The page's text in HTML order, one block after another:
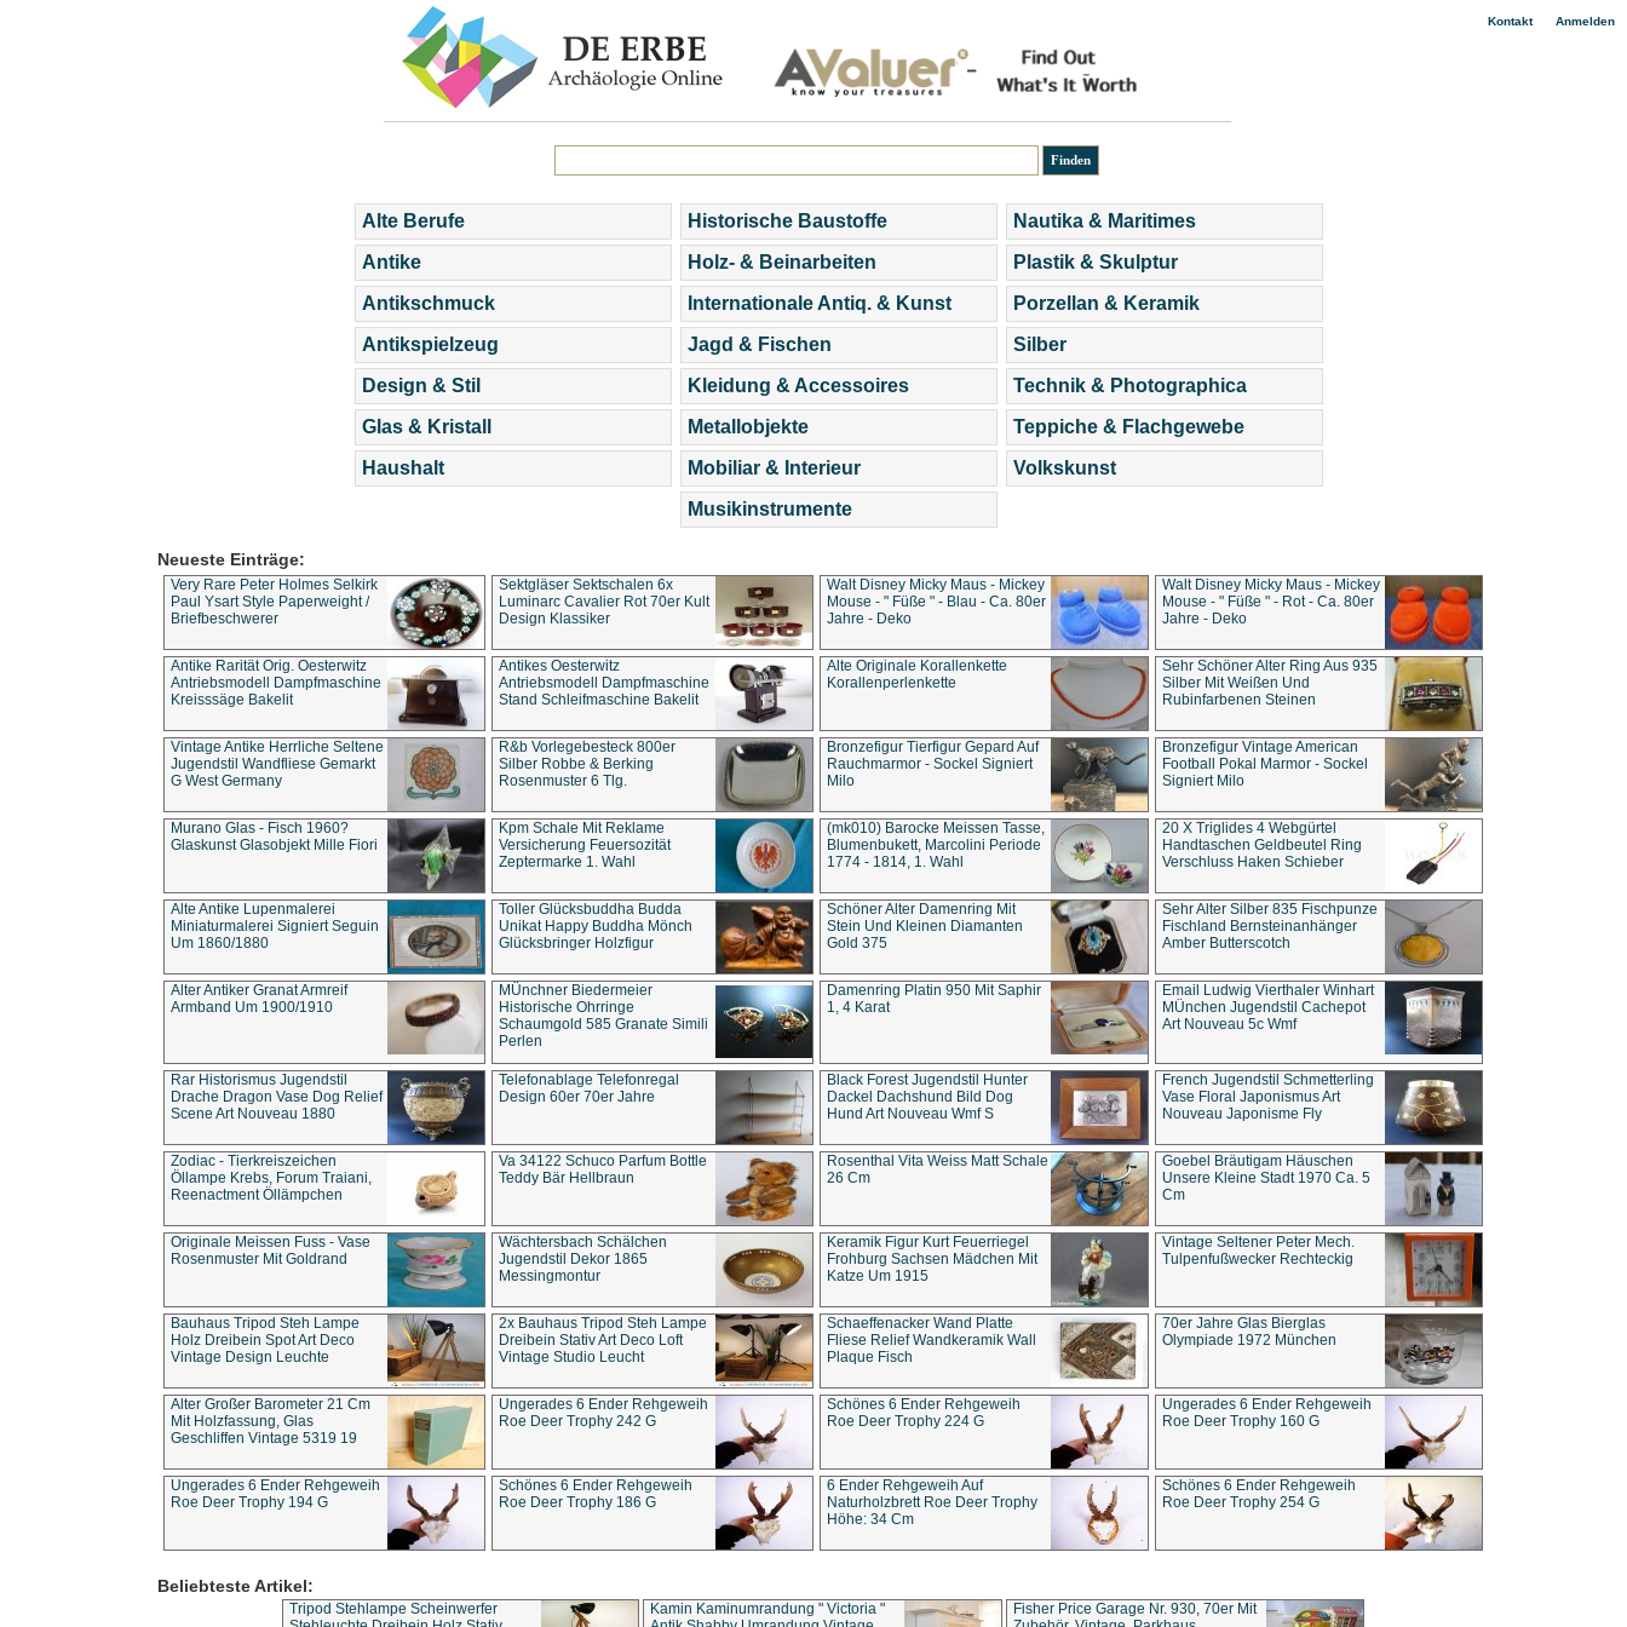
Kontakt| Anmelden
Alte Berufe
Antike
Antikschmuck
Antikspielzeug
Design & Stil
Glas & Kristall
Haushalt
Historische Baustoffe
Holz- & Beinarbeiten
Internationale Antiq. & Kunst
Jagd & Fischen
Kleidung & Accessoires
Metallobjekte
Mobiliar & Interieur
Musikinstrumente
Nautika & Maritimes
Plastik & Skulptur
Porzellan & Keramik
Silber
Technik & Photographica
Teppiche & Flachgewebe
Volkskunst
Neueste Einträge:
Very Rare Peter Holmes Selkirk
Paul Ysart Style Paperweight /
Briefbeschwerer
Sektgläser Sektschalen 6x
Luminarc Cavalier Rot 70er Kult
Design Klassiker
Walt Disney Micky Maus - Mickey
Mouse - " Füße " - Blau - Ca. 80er
Jahre - Deko
Walt Disney Micky Maus - Mickey
Mouse - " Füße " - Rot - Ca. 80er
Jahre - Deko
Antike Rarität Orig. Oesterwitz
Antriebsmodell Dampfmaschine
Kreisssäge Bakelit
Antikes Oesterwitz
Antriebsmodell Dampfmaschine
Stand Schleifmaschine Bakelit
Alte Originale Korallenkette
Korallenperlenkette
Sehr Schöner Alter Ring Aus 935
Silber Mit Weißen Und
Rubinfarbenen Steinen
Vintage Antike Herrliche Seltene
Jugendstil Wandfliese Gemarkt
G West Germany
R&b Vorlegebesteck 800er
Silber Robbe & Berking
Rosenmuster 6 Tlg.
Bronzefigur Tierfigur Gepard Auf
Rauchmarmor - Sockel Signiert
Milo
Bronzefigur Vintage American
Football Pokal Marmor - Sockel
Signiert Milo
Murano Glas - Fisch 1960?
Glaskunst Glasobjekt Mille Fiori
Kpm Schale Mit Reklame
Versicherung Feuersozität
Zeptermarke 1. Wahl
(mk010) Barocke Meissen Tasse,
Blumenbukett, Marcolini Periode
1774 - 1814, 1. Wahl
20 X Triglides 4 Webgürtel
Handtaschen Geldbeutel Ring
Verschluss Haken Schieber
Alte Antike Lupenmalerei
Miniaturmalerei Signiert Seguin
Um 1860/1880
Toller Glücksbuddha Budda
Unikat Happy Buddha Mönch
Glücksbringer Holzfigur
Schöner Alter Damenring Mit
Stein Und Kleinen Diamanten
Gold 375
Sehr Alter Silber 835 Fischpunze
Fischland Bernsteinanhänger
Amber Butterscotch
Alter Antiker Granat Armreif
Armband Um 1900/1910
MÜnchner Biedermeier
Historische Ohrringe
Schaumgold 585 Granate Simili
Perlen
Damenring Platin 950 Mit Saphir
1, 4 Karat
Email Ludwig Vierthaler Winhart
MÜnchen Jugendstil Cachepot
Art Nouveau 5c Wmf
Rar Historismus Jugendstil
Drache Dragon Vase Dog Relief
Scene Art Nouveau 1880
Telefonablage Telefonregal
Design 60er 70er Jahre
Black Forest Jugendstil Hunter
Dackel Dachshund Bild Dog
Hund Art Nouveau Wmf S
French Jugendstil Schmetterling
Vase Floral Japonismus Art
Nouveau Japonisme Fly
Zodiac - Tierkreiszeichen
Öllampe Krebs, Forum Traiani,
Reenactment Öllämpchen
Va 34122 Schuco Parfum Bottle
Teddy Bär Hellbraun
Rosenthal Vita Weiss Matt Schale
26 Cm
Goebel Bräutigam Häuschen
Unsere Kleine Stadt 1970 Ca. 5
Cm
Originale Meissen Fuss - Vase
Rosenmuster Mit Goldrand
Wächtersbach Schälchen
Jugendstil Dekor 1865
Messingmontur
Keramik Figur Kurt Feuerriegel
Frohburg Sachsen Mädchen Mit
Katze Um 1915
Vintage Seltener Peter Mech.
Tulpenfußwecker Rechteckig
Bauhaus Tripod Steh Lampe
Holz Dreibein Spot Art Deco
Vintage Design Leuchte
2x Bauhaus Tripod Steh Lampe
Dreibein Stativ Art Deco Loft
Vintage Studio Leucht
Schaeffenacker Wand Platte
Fliese Relief Wandkeramik Wall
Plaque Fisch
70er Jahre Glas Bierglas
Olympiade 1972 München
Alter Großer Barometer 21 Cm
Mit Holzfassung, Glas
Geschliffen Vintage 5319 19
Ungerades 6 Ender Rehgeweih
Roe Deer Trophy 242 G
Schönes 6 Ender Rehgeweih
Roe Deer Trophy 224 G
Ungerades 6 Ender Rehgeweih
Roe Deer Trophy 160 G
Ungerades 6 Ender Rehgeweih
Roe Deer Trophy 194 G
Schönes 6 Ender Rehgeweih
Roe Deer Trophy 186 G
6 Ender Rehgeweih Auf
Naturholzbrett Roe Deer Trophy
Höhe: 34 Cm
Schönes 6 Ender Rehgeweih
Roe Deer Trophy 254 G
Beliebteste Artikel:
Tripod Stehlampe Scheinwerfer
Kamin Kaminumrandung " Victoria "
Fisher Price Garage Nr. 930, 70er Mit